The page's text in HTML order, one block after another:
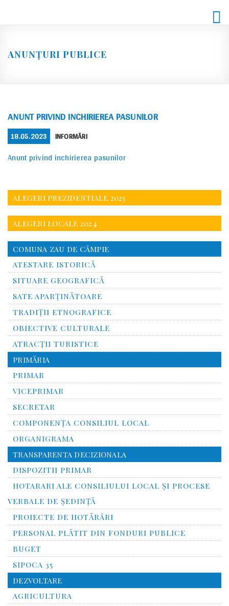
ANUNȚURI PUBLICE
ANUNT PRIVIND INCHIRIEREA PASUNILOR
POSTED
ON
18.05.2023 CATEGORIES
INFORMĂRI
Anunt privind inchirierea pasunilor
ALEGERI PREZIDENTIALE 2025
ALEGERI LOCALE 2024
COMUNA ZAU DE CÂMPIE
ATESTARE ISTORICĂ
SITUARE GEOGRAFICĂ
SATE APARȚINĂTOARE
TRADIȚII ETNOGRAFICE
OBIECTIVE CULTURALE
ATRACȚII TURISTICE
PRIMĂRIA
PRIMAR
VICEPRIMAR
SECRETAR
COMPONENȚA CONSILIUL LOCAL
ORGANIGRAMA
TRANSPARENTA DECIZIONALA
DISPOZITII PRIMAR
HOTARARI ALE CONSILIULUI LOCAL ȘI PROCESE
VERBALE DE ȘEDINȚĂ
PROIECTE DE HOTĂRÂRI
PERSONAL PLĂTIT DIN FONDURI PUBLICE
BUGET
SIPOCA 35
DEZVOLTARE
AGRICULTURA